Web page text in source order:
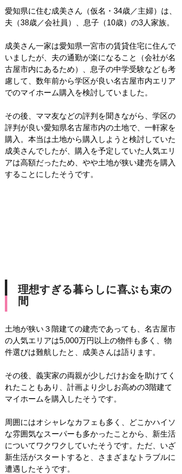
愛知県に住む成美さん（仮名・34歳／主婦）は、
夫（38歳／会社員）、息子（10歳）の3人家族。
成美さん一家は愛知県一宮市の賃貸住宅に住んで
いましたが、夫の通勤が楽になること（会社が名
古屋市内にあるため）、息子の中学受験なども考
慮して、数年前から学区が良い名古屋市内エリア
でのマイホーム購入を検討していました。
その後、ママ友などの評判を聞きながら、学区の
評判が良い愛知県名古屋市内の土地で、一軒家を
購入。本当は土地から購入しようと検討していた
成美さんでしたが、購入を予定していた人気エリ
アは高額だったため、やや土地が狭い建売を購入
することにしたそうです。
理想すぎる暮らしに喜ぶも束の
間
土地が狭い３階建ての建売であっても、名古屋市
の人気エリアは5,000万円以上の物件も多く、物
件選びは難航したと、成美さんは語ります。
その後、義実家の両親が少しだけお金を助けてく
れたこともあり、計画より少しお高めの3階建て
マイホームを購入したそうです。
周囲にはオシャレなカフェも多く、どこかハイソ
な雰囲気なスーパーも多かったことから、新生活
についてワクワクしていたそうです。ただ、いざ
新生活がスタートすると、さまざまなトラブルに
遭遇したそうです。